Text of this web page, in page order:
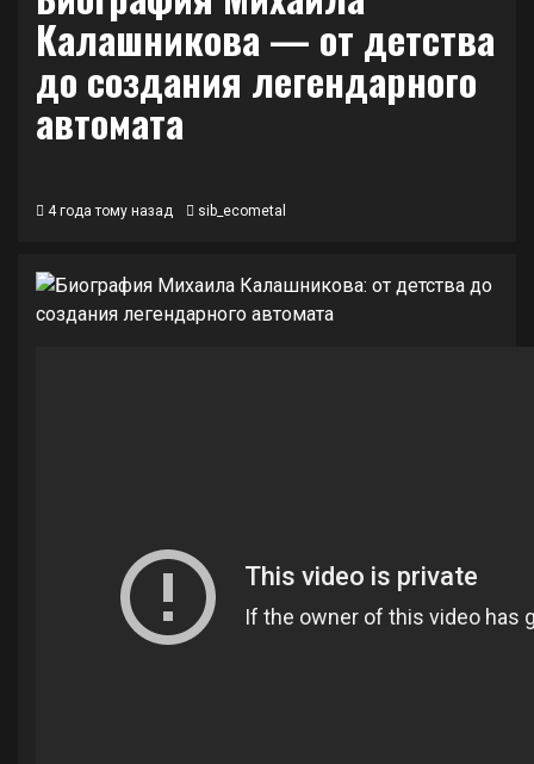
Калашникова — от детства
до создания легендарного
автомата
4 года тому назад sib_ecometal